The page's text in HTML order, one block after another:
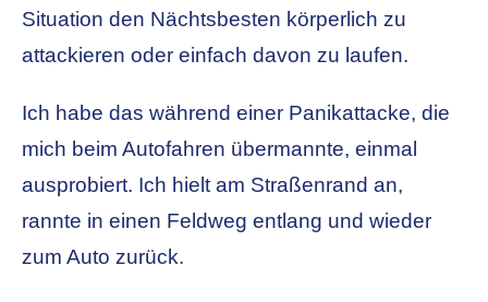
Situation den Nächtsbesten körperlich zu
attackieren oder einfach davon zu laufen.
Ich habe das während einer Panikattacke, die
mich beim Autofahren übermannte, einmal
ausprobiert. Ich hielt am Straßenrand an,
rannte in einen Feldweg entlang und wieder
zum Auto zurück.